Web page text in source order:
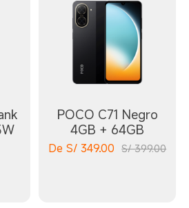
POCO C71 Negro
4GB + 64GB
De S/349.00 S/ 399.00